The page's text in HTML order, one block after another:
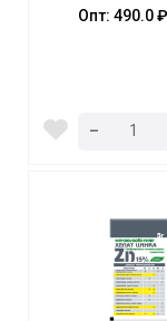
ГАРДЕН
Опт: 490.0
-